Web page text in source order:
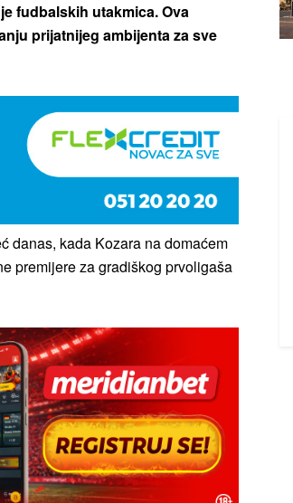
fudbalskih utakmica. Ova
prijatnijeg ambijenta za sve
danas, kada Kozara na domaćem
premijere za gradiškog prvoligaša